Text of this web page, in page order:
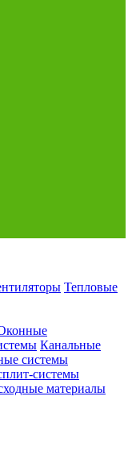
Тепловые
Канальные
системы
системы
материалы